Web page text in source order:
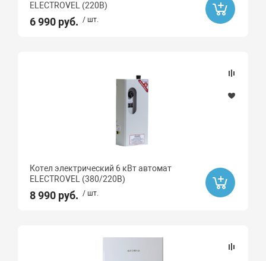
Монтаж
Нержавеющая сталь
ELECTROVEL (220В)
6 990 руб. / шт.
Котел электрический 6 кВт автомат
ELECTROVEL (380/220В)
8 990 руб. / шт.